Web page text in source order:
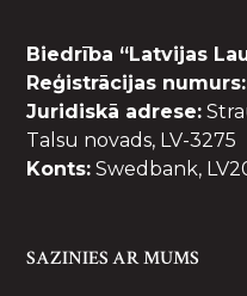
Biedrība “Latvijas
Reģistrācijas numurs:
Juridiskā adrese:
Talsu novads, LV-3275
Konts: Swedbank,
SAZINIES AR MUMS